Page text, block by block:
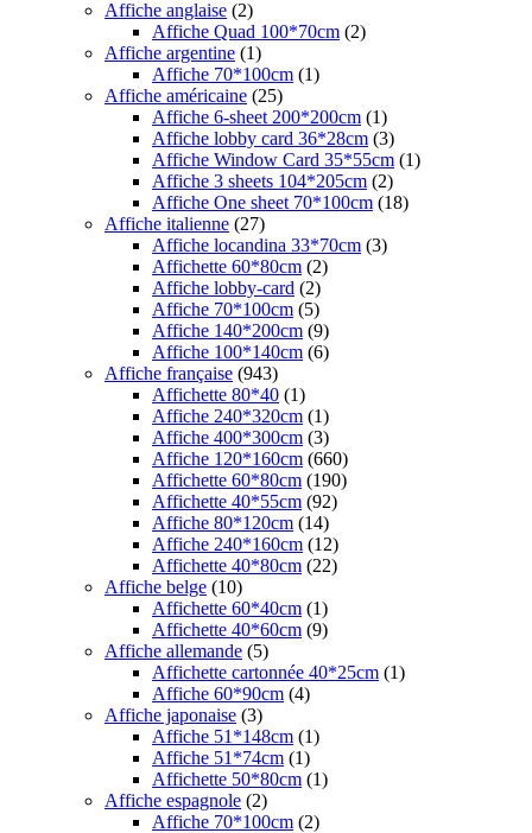
Affiche anglaise (2)
Affiche Quad 100*70cm (2)
Affiche argentine (1)
Affiche 70*100cm (1)
Affiche américaine (25)
Affiche 6-sheet 200*200cm (1)
Affiche lobby card 36*28cm (3)
Affiche Window Card 35*55cm (1)
Affiche 3 sheets 104*205cm (2)
Affiche One sheet 70*100cm (18)
Affiche italienne (27)
Affiche locandina 33*70cm (3)
Affichette 60*80cm (2)
Affiche lobby-card (2)
Affiche 70*100cm (5)
Affiche 140*200cm (9)
Affiche 100*140cm (6)
Affiche française (943)
Affichette 80*40 (1)
Affiche 240*320cm (1)
Affiche 400*300cm (3)
Affiche 120*160cm (660)
Affichette 60*80cm (190)
Affichette 40*55cm (92)
Affiche 80*120cm (14)
Affiche 240*160cm (12)
Affichette 40*80cm (22)
Affiche belge (10)
Affichette 60*40cm (1)
Affichette 40*60cm (9)
Affiche allemande (5)
Affichette cartonnée 40*25cm (1)
Affiche 60*90cm (4)
Affiche japonaise (3)
Affiche 51*148cm (1)
Affiche 51*74cm (1)
Affichette 50*80cm (1)
Affiche espagnole (2)
Affiche 70*100cm (2)